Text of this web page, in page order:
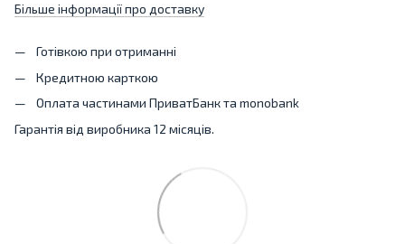
Більше інформації про доставку
Готівкою при отриманні
Кредитною карткою
Оплата частинами ПриватБанк та monobank
Гарантія від виробника 12 місяців.